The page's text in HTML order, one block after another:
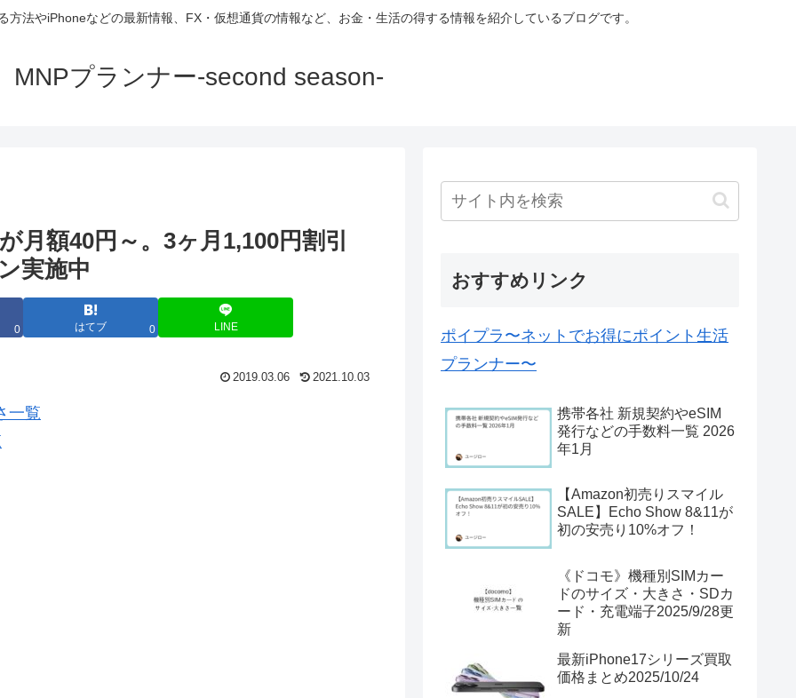
法やiPhoneなどの最新情報、FX・仮想通貨の情報など、お金・生活の得する情報を紹介しているブログです。
MNPプランナー-second season-
月額40円～。3ヶ月1,100円割引
実施中
0 はてブ 0 LINE
2019.03.06 2021.10.03
一覧
おすすめリンク
ポイプラ〜ネットでお得にポイント生活
プランナー〜
携帯各社 新規契約やeSIM
発行などの手数料一覧 2026
年1月
【Amazon初売りスマイル
SALE】Echo Show 8&11が
初の安売り10%オフ！
《ドコモ》機種別SIMカー
ドのサイズ・大きさ・SDカ
ード・充電端子2025/9/28更
新
最新iPhone17シリーズ買取
価格まとめ2025/10/24